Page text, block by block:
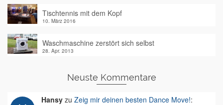
Tischtennis mit dem Kopf
10. März 2016
Waschmaschine zerstört sich selbst
28. Apr. 2013
Neuste Kommentare
Hansy zu Zeig mir deinen besten Dance Move!: